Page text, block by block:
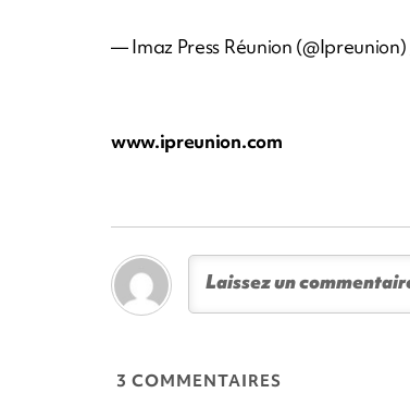
— Imaz Press Réunion (@Ipreunion)
www.ipreunion.com
3 COMMENTAIRES